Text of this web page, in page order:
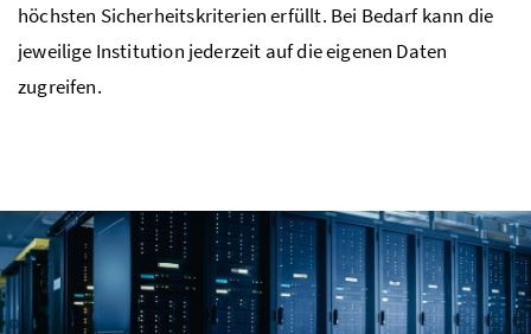
höchsten Sicherheitskriterien erfüllt. Bei Bedarf kann die
jeweilige Institution jederzeit auf die eigenen Daten
zugreifen.